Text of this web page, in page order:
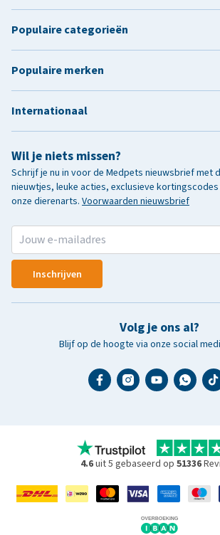
Wil je niets missen?
Schrijf je nu in voor de Medpets nieuwsbrief met
nieuwtjes, leuke acties, exclusieve
onze dierenarts. Voorwaarden nieuwsbrief
Inschrijven
Volg je ons al?
Blijf op de hoogte via onze social
Populaire categorieën
Populaire merken
Internationaal
4.6uit 5 gebaseerd op 51336